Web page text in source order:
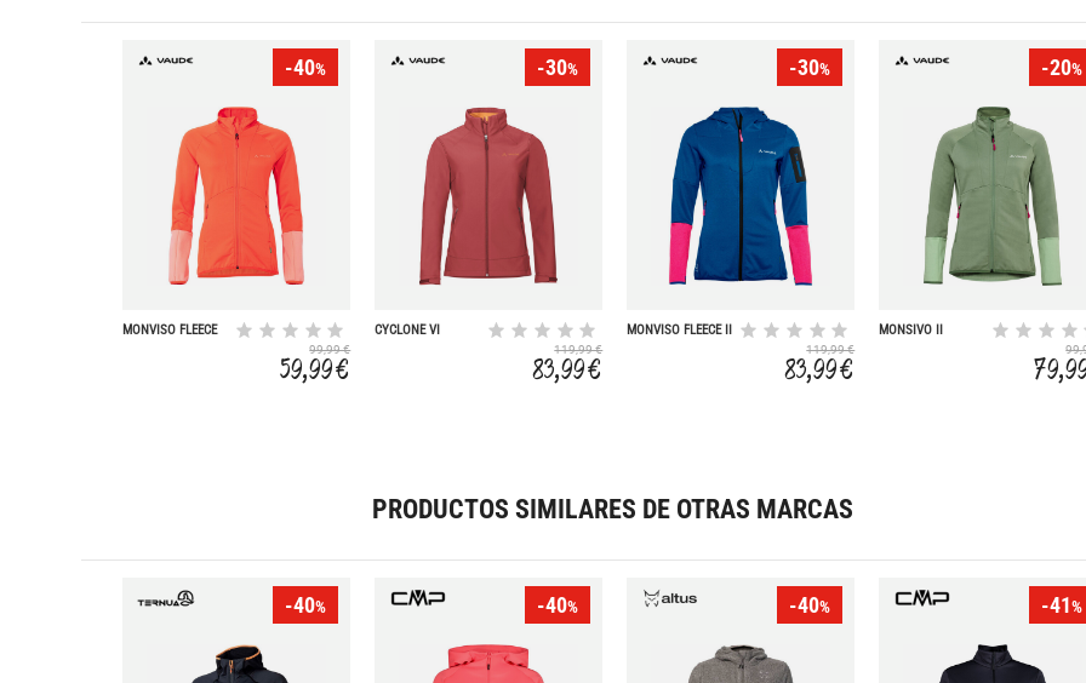
-40%
MONVISO FLEECE
99,99 €
59,99 €
-30%
CYCLONE VI
119,99 €
83,99 €
-30%
MONVISO FLEECE II
119,99 €
83,99 €
-20%
MONSIVO II
PRODUCTOS SIMILARES DE OTRAS MARCAS
-40% -40% -40% -41%